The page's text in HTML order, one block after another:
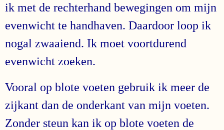
ik met de rechterhand bewegingen om mijn
evenwicht te handhaven. Daardoor loop ik
nogal zwaaiend. Ik moet voortdurend
evenwicht zoeken.
Vooral op blote voeten gebruik ik meer de
zijkant dan de onderkant van mijn voeten.
Zonder steun kan ik op blote voeten de